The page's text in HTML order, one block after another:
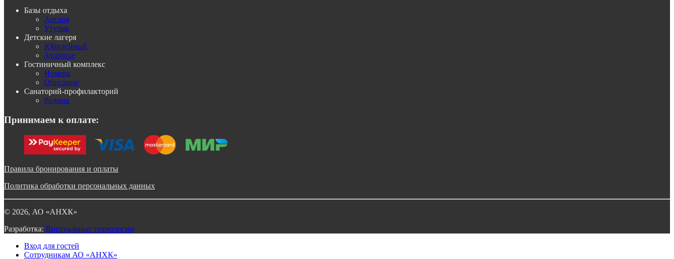
Базы отдыха
Ангара
Утулик
Детские лагеря
Юбилейный
Здоровье
Гостиничный комплекс
Номера
Описание
Санаторий-профилакторий
Родник
Принимаем к оплате:
Правила бронирования и оплаты
Политика обработки персональных данных
© 2026, АО «АНХК»
Разработка: Виртуальные технологии
Вход для гостей
Сотрудникам АО «АНХК»